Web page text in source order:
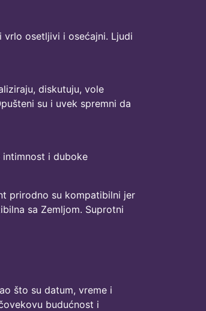
vrlo osetljivi i osećajni. Ljudi
diskutuju, vole
su i uvek spremni da
i duboke
prirodno su kompatibilni jer
sa Zemljom. Suprotni
što su datum, vreme i
budućnost i